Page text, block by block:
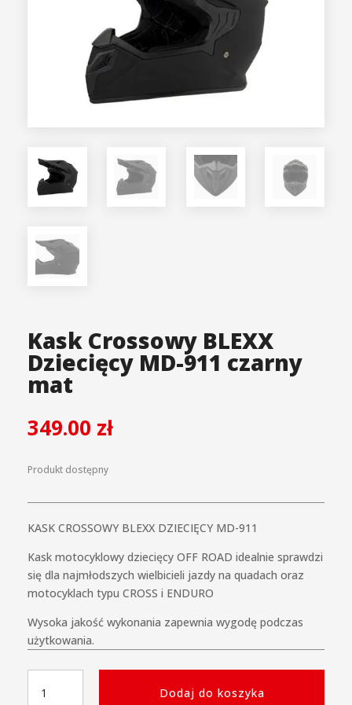
Kask Crossowy BLEXX
Dziecięcy MD-911 czarny
mat
349.00 zł
Produkt dostępny
KASK CROSSOWY BLEXX DZIECIĘCY MD-911
Kask motocyklowy dziecięcy OFF ROAD idealnie sprawdzi
się dla najmłodszych wielbicieli jazdy na quadach oraz
motocyklach typu CROSS i ENDURO
Wysoka jakość wykonania zapewnia wygodę podczas
użytkowania.
Kask
Dodaj do koszyka